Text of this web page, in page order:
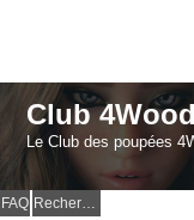
Club
Le Club des poupées
FAQ